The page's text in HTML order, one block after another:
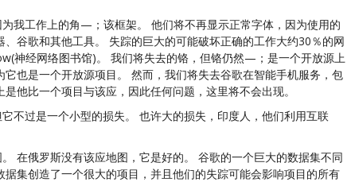
我工作上的角—；该框架。 他们将不再显示正常字体，因为使用的
谷歌和其他工具。 失踪的巨大的可能破坏正确的工作大约30％的网
神经网络图书馆)。 我们将失去的铬，但铬仍然—；是一个开放源上
也是一个开放源项目。 然而，我们将失去谷歌在智能手机服务，包
他比一个项目与该应，因此任何问题，这里将不会出现。
不过是一个小型的损失。 也许大的损失，印度人，他们利用互联
在俄罗斯没有该应地图，它是好的。 谷歌的一个巨大的数据集不同
集创造了一个很大的项目，并且他们的失踪可能会影响项目的所有